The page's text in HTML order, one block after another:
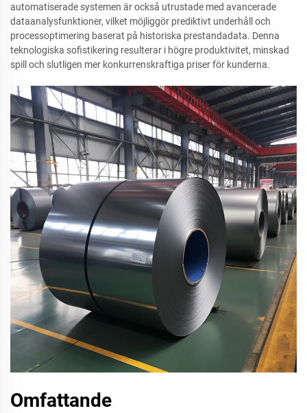
automatiserade systemen är också utrustade med avancerade
dataanalysfunktioner, vilket möjliggör prediktivt underhåll och
processoptimering baserat på historiska prestandadata. Denna
teknologiska sofistikering resulterar i högre produktivitet, minskad
spill och slutligen mer konkurrenskraftiga priser för kunderna.
Omfattande